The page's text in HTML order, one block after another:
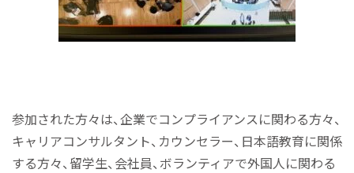
参加された方々は、企業でコンプライアンスに関わる方々、
キャリアコンサルタント、カウンセラー、日本語教育に関係
する方々、留学生、会社員、ボランティアで外国人に関わる